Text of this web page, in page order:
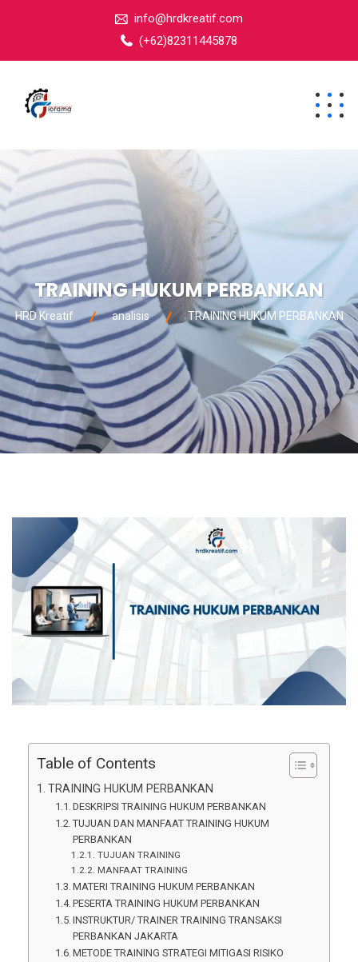
info@hrdkreatif.com
(+62)82311445878
TRAINING HUKUM PERBANKAN
HRD Kreatif analisis TRAINING HUKUM PERBANKAN
Table of Contents
TRAINING HUKUM PERBANKAN
DESKRIPSI TRAINING HUKUM PERBANKAN
TUJUAN DAN MANFAAT TRAINING HUKUM
PERBANKAN
TUJUAN TRAINING
MANFAAT TRAINING
MATERI TRAINING HUKUM PERBANKAN
PESERTA TRAINING HUKUM PERBANKAN
INSTRUKTUR/ TRAINER TRAINING TRANSAKSI
PERBANKAN JAKARTA
METODE TRAINING STRATEGI MITIGASI RISIKO